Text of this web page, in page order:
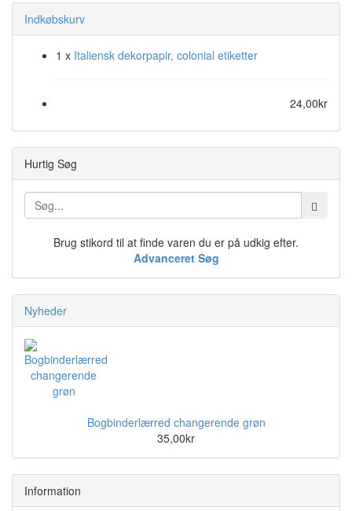
Indkøbskurv
1 x Italiensk dekorpapir, colonial etiketter
24,00kr
Hurtig Søg
Brug stikord til at finde varen du er på udkig efter.
Advanceret Søg
Nyheder
Bogbinderlærred changerende grøn
35,00kr
Information